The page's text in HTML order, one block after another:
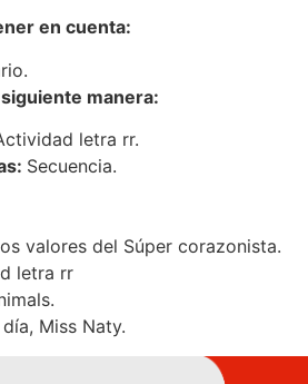
en cuenta:
manera:
letra rr.
Secuencia.
valores del Súper corazonista.
letra rr
Miss Naty.